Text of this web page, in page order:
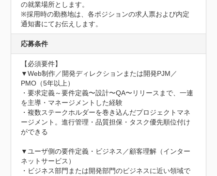
の就業場所とします。
※採用時の勤務地は、各ポジションの求人票および内定
通知書にてお伝えします。
応募条件
【必須要件】
▼Web制作／開発ディレクションまたは開発PJM／
PMO（5年以上）
・要求定義～要件定義〜設計〜QA〜リリースまで、一連
を主導・マネージメントした経験
・複数ステークホルダーを巻き込んだプロジェクトマネ
ージメント。進行管理・品質担保・タスク優先順位付け
ができる
▼ユーザ側の要件定義・ビジネス／顧客理解（インター
ネットサービス）
・ビジネス部門または開発部門のビジネスに近い領域で